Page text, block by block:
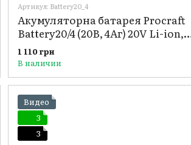
Артикул: Battery20_4
Акумуляторна батарея Procraft
Battery20/4 (20В, 4Аг) 20V Li-ion,
4000mAh
1 110 грн
В наличии
Видео
3
3